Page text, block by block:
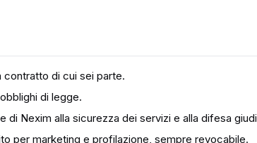
di cui sei parte.
di legge.
Nexim alla sicurezza dei servizi e alla difesa
per marketing e profilazione, sempre revocabile.